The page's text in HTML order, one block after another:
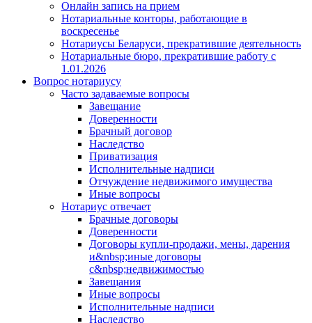
Онлайн запись на прием
Нотариальные конторы, работающие в
воскресенье
Нотариусы Беларуси, прекратившие деятельность
Нотариальные бюро, прекратившие работу с
1.01.2026
Вопрос нотариусу
Часто задаваемые вопросы
Завещание
Доверенности
Брачный договор
Наследство
Приватизация
Исполнительные надписи
Отчуждение недвижимого имущества
Иные вопросы
Нотариус отвечает
Брачные договоры
Доверенности
Договоры купли-продажи, мены, дарения
и&nbsp;иные договоры
с&nbsp;недвижимостью
Завещания
Иные вопросы
Исполнительные надписи
Наследство